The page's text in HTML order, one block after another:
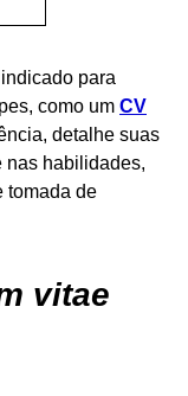
para
como um CV
detalhe suas
nas habilidades,
tomada de
vitae